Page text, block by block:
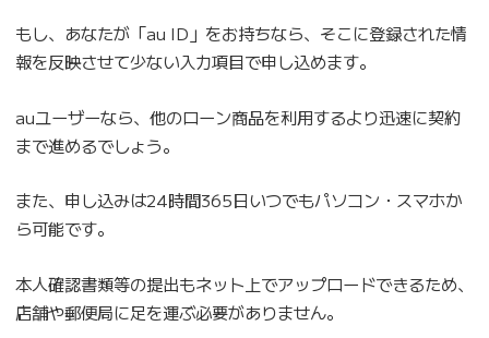
もし、あなたが「au ID」をお持ちなら、そこに登録された情
報を反映させて少ない入力項目で申し込めます。
auユーザーなら、他のローン商品を利用するより迅速に契約
まで進めるでしょう。
また、申し込みは24時間365日いつでもパソコン・スマホか
ら可能です。
本人確認書類等の提出もネット上でアップロードできるため、
店舗や郵便局に足を運ぶ必要がありません。